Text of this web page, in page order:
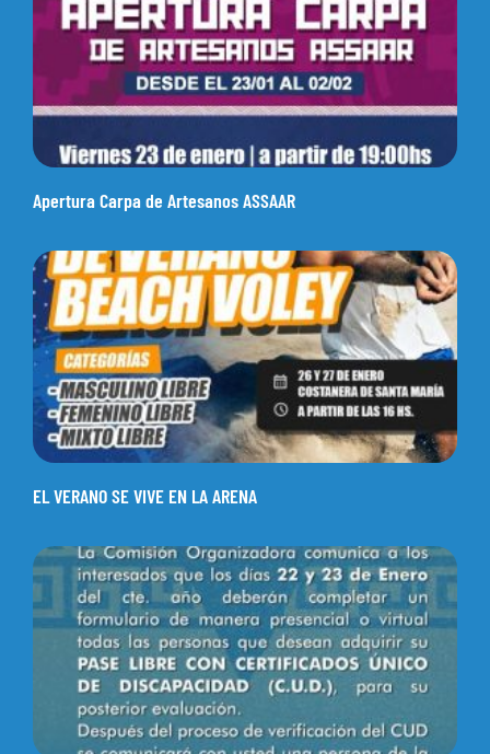
Apertura Carpa de Artesanos ASSAAR
EL VERANO SE VIVE EN LA ARENA